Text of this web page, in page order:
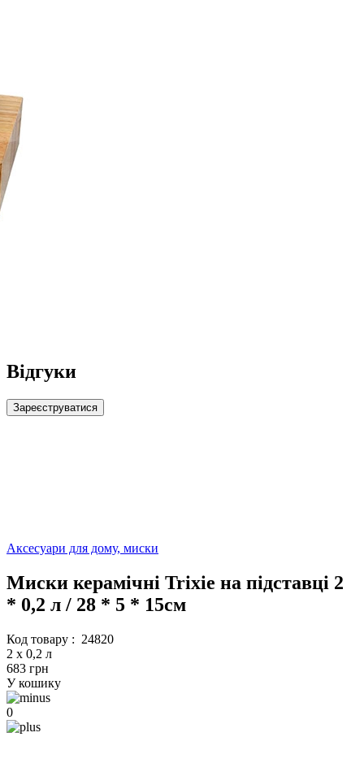
Відгуки
Зареєструватися
Аксесуари для дому, миски
Миски керамічні Trixie на підставці 2
* 0,2 л / 28 * 5 * 15см
Код товару : 24820
2 x 0,2 л
683 грн
У кошику
0